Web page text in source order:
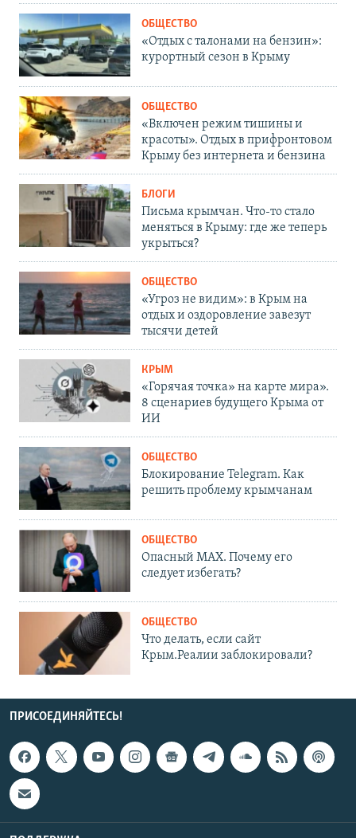
ОБЩЕСТВО
«Отдых с талонами на бензин»:
курортный сезон в Крыму
ОБЩЕСТВО
«Включен режим тишины и
красоты». Отдых в прифронтовом
Крыму без интернета и бензина
БЛОГИ
Письма крымчан. Что-то стало
меняться в Крыму: где же теперь
укрыться?
ОБЩЕСТВО
«Угроз не видим»: в Крым на
отдых и оздоровление завезут
тысячи детей
КРЫМ
«Горячая точка» на карте мира».
8 сценариев будущего Крыма от
ИИ
ОБЩЕСТВО
Блокирование Telegram. Как
решить проблему крымчанам
ОБЩЕСТВО
Опасный MAX. Почему его
следует избегать?
ОБЩЕСТВО
Что делать, если сайт
Крым.Реалии заблокировали?
ПРИСОЕДИНЯЙТЕСЬ!